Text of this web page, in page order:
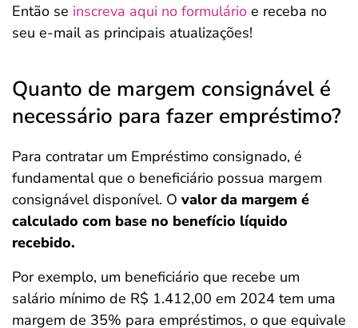
Então se inscreva aqui no formulário e receba no
seu e-mail as principais atualizações!
Quanto de margem consignável é
necessário para fazer empréstimo?
Para contratar um Empréstimo consignado, é
fundamental que o beneficiário possua margem
consignável disponível. O valor da margem é
calculado com base no benefício líquido
recebido.
Por exemplo, um beneficiário que recebe um
salário mínimo de R$ 1.412,00 em 2024 tem uma
margem de 35% para empréstimos, o que equivale